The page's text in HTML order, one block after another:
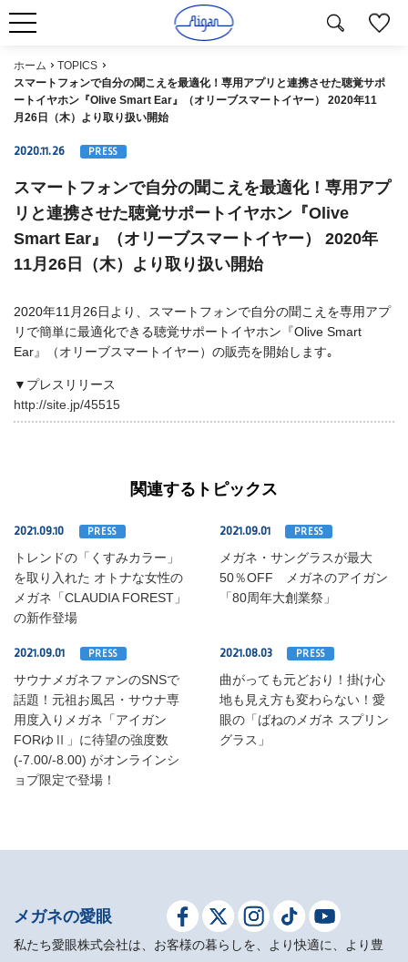
ホーム
TOPICS
スマートフォンで自分の聞こえを最適化！専用アプリと連携させた聴覚サポ
ートイヤホン『Olive Smart Ear』（オリーブスマートイヤー） 2020年11
月26日（木）より取り扱い開始
2020.11.26 PRESS
スマートフォンで自分の聞こえを最適化！専用アプ
リと連携させた聴覚サポートイヤホン『Olive
Smart Ear』（オリーブスマートイヤー） 2020年
11月26日（木）より取り扱い開始
2020年11月26日より、スマートフォンで自分の聞こえを専用アプ
リで簡単に最適化できる聴覚サポートイヤホン『Olive Smart
Ear』（オリーブスマートイヤー）の販売を開始します｡
▼プレスリリース
http://site.jp/45515
関連するトピックス
2021.09.10 PRESS
トレンドの「くすみカラー」
を取り入れた オトナな女性の
メガネ「CLAUDIA FOREST」
の新作登場
2021.09.01 PRESS
メガネ・サングラスが最大
50％OFF メガネのアイガン
「80周年大創業祭」
2021.09.01 PRESS
サウナメガネファンのSNSで
話題！元祖お風呂・サウナ専
用度入りメガネ「アイガン
FORゆⅡ」に待望の強度数
(-7.00/-8.00) がオンラインシ
ョプ限定で登場！
2021.08.03 PRESS
曲がっても元どおり！掛け心
地も見え方も変わらない！愛
眼の「ばねのメガネ スプリン
グラス」
メガネの愛眼
私たち愛眼株式会社は、お客様の暮らしを、より快適に、より豊